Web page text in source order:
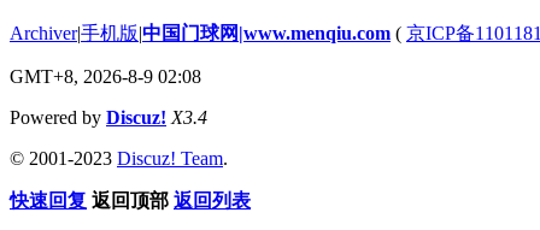
Archiver|手机版|中国门球网|www.menqiu.com ( 京ICP备
GMT+8, 2026-8-9 02:08
Powered by Discuz! X3.4
© 2001-2023 Discuz! Team.
快速回复 返回顶部 返回列表